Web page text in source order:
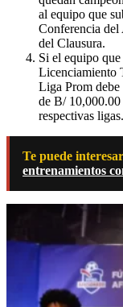
al equipo que
Conferencia del
del Clausura.
Si el equipo
Licenciamiento
Liga Prom
de B/ 10,000.00
respectivas ligas.
Te puede
entrenamientos